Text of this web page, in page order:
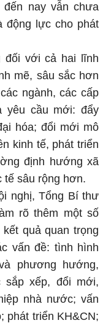
đến nay vẫn chưa
động lực cho phát
đối với cả hai lĩnh
mẽ, sâu sắc hơn
ngành, các cấp
yêu cầu mới: đẩy
hóa; đổi mới mô
kinh tế, phát triển
định hướng xã
tế sâu rộng hơn.
nghị, Tổng Bí thư
rõ thêm một số
quả quan trọng
vấn đề: tình hình
phương hướng,
sắp xếp, đổi mới,
nhà nước; vấn
phát triển KH&CN;